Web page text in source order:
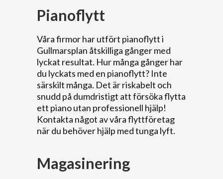
Pianoflytt
Våra firmor har utfört pianoflytt i
Gullmarsplan åtskilliga gånger med
lyckat resultat. Hur många gånger har
du lyckats med en pianoflytt? Inte
särskilt många. Det är riskabelt och
snudd på dumdristigt att försöka flytta
ett piano utan professionell hjälp!
Kontakta något av våra flyttföretag
när du behöver hjälp med tunga lyft.
Magasinering